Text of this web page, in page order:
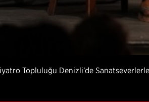
Topluluğu Denizli’de